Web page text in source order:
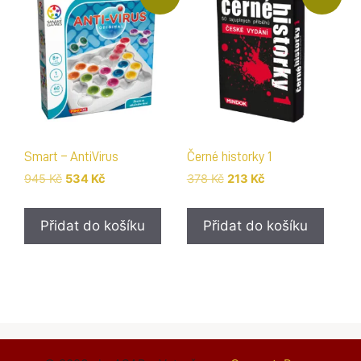
Smart – AntiVirus
945Kč Původní
byla:
945 Kč.
534 Kč
je:
534 Kč.
Přidat do košíku
Černé historky 1
378Kč Původní
byla:
378 Kč.
213 KčAktuální
je:
213 Kč.
Přidat do košíku